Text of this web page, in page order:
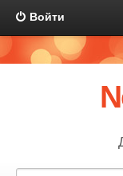
Войти